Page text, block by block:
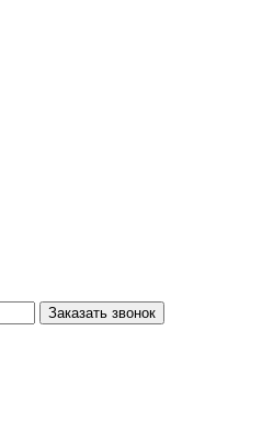
Заказать звонок